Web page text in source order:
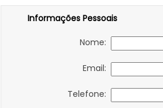
Informações Pessoais
Nome:
Email:
Telefone: